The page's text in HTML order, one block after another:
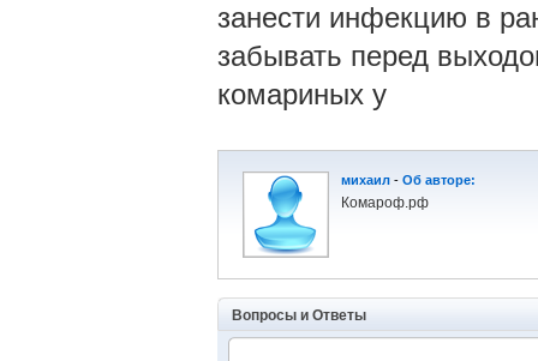
занести инфекцию в
забывать перед
комариных у
михаил- Об авторе:
Комароф.рф
Вопросы и Ответы